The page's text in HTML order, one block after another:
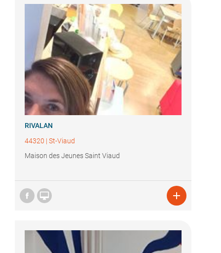
RIVALAN
44320 | St-Viaud
Maison des Jeunes Saint Viaud
 